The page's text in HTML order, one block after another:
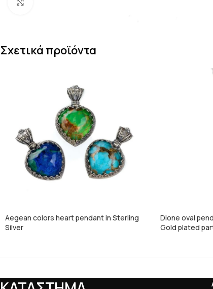
Σχετικά προϊόντα
Aegean colors heart pendant in Sterling
Silver
Dione oval
Gold plated